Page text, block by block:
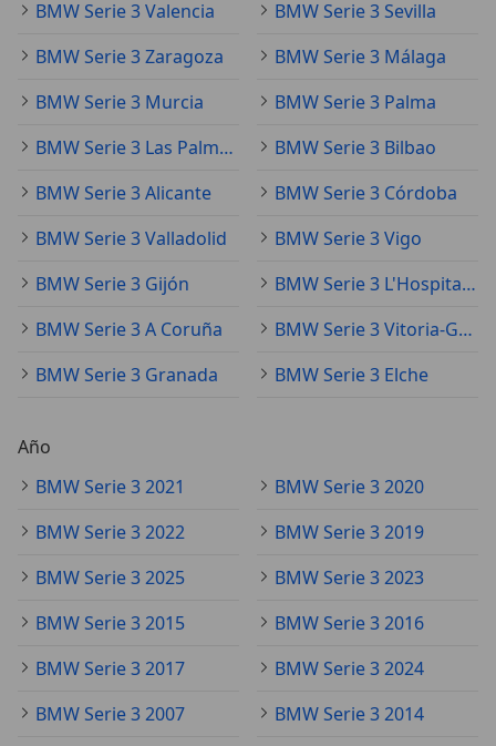
BMW Serie 3 Valencia
BMW Serie 3 Sevilla
BMW Serie 3 Zaragoza
BMW Serie 3 Málaga
BMW Serie 3 Murcia
BMW Serie 3 Palma
BMW Serie 3 Las Palmas de Gran Canaria
BMW Serie 3 Bilbao
BMW Serie 3 Alicante
BMW Serie 3 Córdoba
BMW Serie 3 Valladolid
BMW Serie 3 Vigo
BMW Serie 3 Gijón
BMW Serie 3 L'Hospitalet de Llobregat
BMW Serie 3 A Coruña
BMW Serie 3 Vitoria-Gasteiz
BMW Serie 3 Granada
BMW Serie 3 Elche
Año
BMW Serie 3 2021
BMW Serie 3 2020
BMW Serie 3 2022
BMW Serie 3 2019
BMW Serie 3 2025
BMW Serie 3 2023
BMW Serie 3 2015
BMW Serie 3 2016
BMW Serie 3 2017
BMW Serie 3 2024
BMW Serie 3 2007
BMW Serie 3 2014